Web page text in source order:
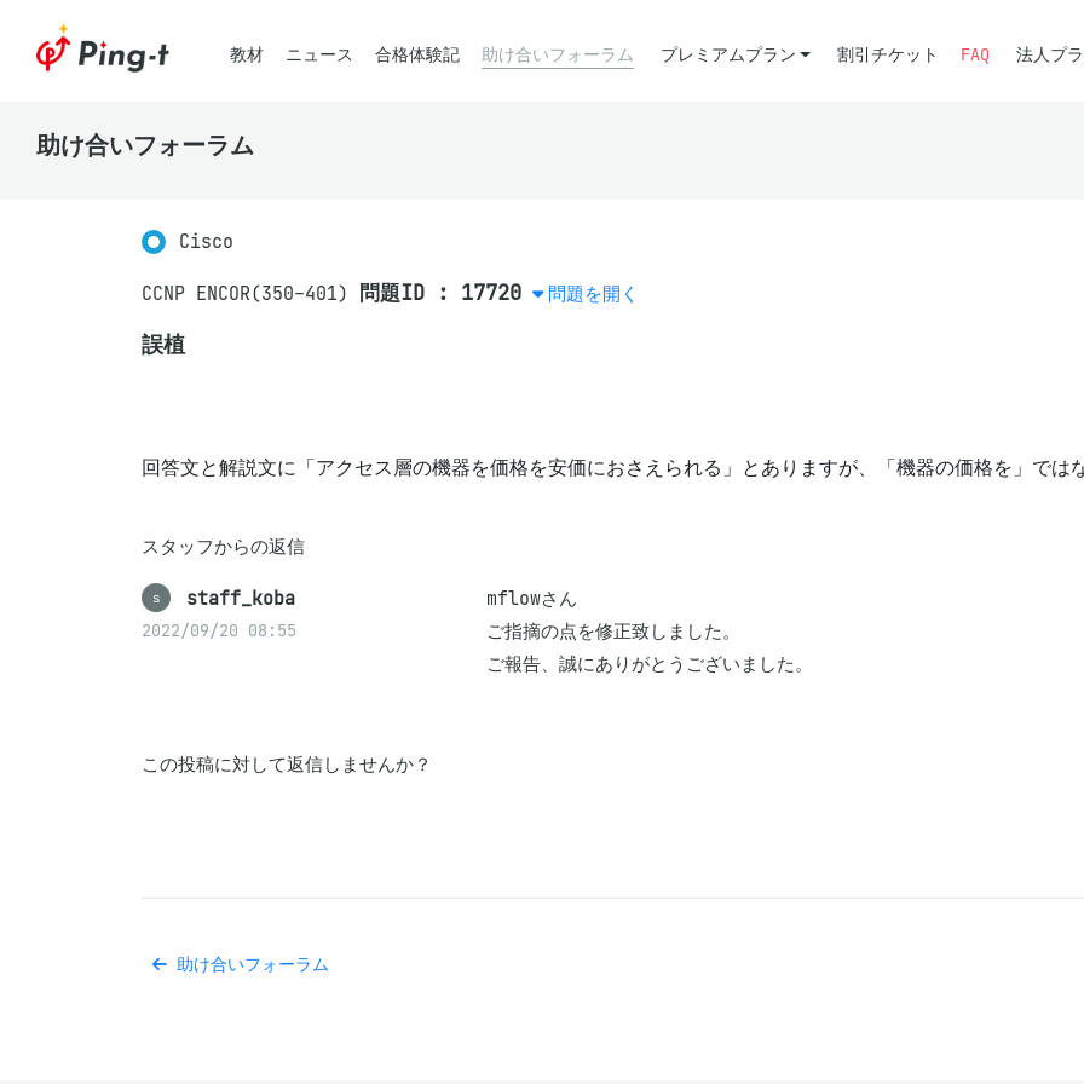
教材 ニュース 合格体験記 助け合いフォーラム プレミアムプラン 割引チケット FAQ 法人プ
助け合いフォーラム
Cisco
CCNP ENCOR(350-401) 問題ID : 17720 問題を開く
誤植
回答文と解説文に「アクセス層の機器を価格を安価におさえられる」とありますが、「機器の価格を」では
スタッフからの返信
s staff_koba
2022/09/20 08:55
mflowさん
ご指摘の点を修正致しました。
ご報告、誠にありがとうございました。
この投稿に対して返信しませんか？
助け合いフォーラム